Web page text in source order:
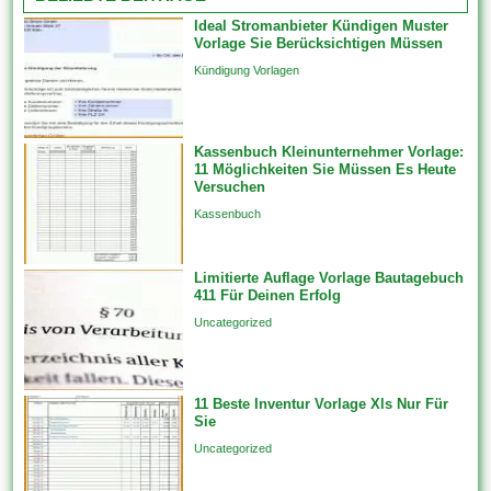
die über Ihre Fähigkeiten
hinausgehen, mit der absicht,
sie selbst abgeschlossen
erstellen. Mit Vorlagen können
Sie Projektzeit für das
Geflügel des Kurses weiterhin
nicht für die administrativen
Teile aufwenden. Darüber
hinaus...
Ideal Stromanbieter Kündigen Muster
Vorlage Sie Berücksichtigen Müssen
Kündigung Vorlagen
Kassenbuch Kleinunternehmer Vorlage:
11 Möglichkeiten Sie Müssen Es Heute
Versuchen
Kassenbuch
Limitierte Auflage Vorlage Bautagebuch
411 Für Deinen Erfolg
Uncategorized
11 Beste Inventur Vorlage Xls Nur Für
Sie
Uncategorized